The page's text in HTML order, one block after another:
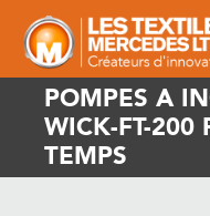
POMPES A
WICK-FT-200
TEMPS